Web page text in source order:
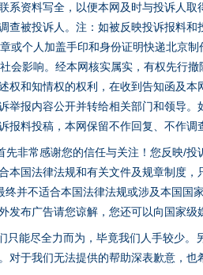
系资料写全，以便本网及时与投诉人
查被投诉人。注：如被反映投诉报料
或个人加盖手印和身份证明快递北京
会影响。经本网核实属实，有权先行
权和知情权的权利，在收到告知函及
举报内容公开并转给相关部门和领导
料投稿，本网保留不作回复、不作调
非常感谢您的信任与关注！您反映/
本国法律法规和有关文件及规章制度
终并不适合本国法律法规或涉及本国
发布广告请您谅解，您还可以向国家级
只能尽全力而为，毕竟我们人手较少
对于我们无法提供的帮助深表歉意，也
从数据变化看反腐深化